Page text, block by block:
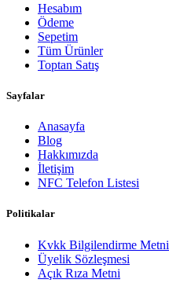
Hesabım
Ödeme
Sepetim
Tüm Ürünler
Toptan Satış
Sayfalar
Anasayfa
Blog
Hakkımızda
İletişim
NFC Telefon Listesi
Politikalar
Kvkk Bilgilendirme Metni
Üyelik Sözleşmesi
Açık Rıza Metni